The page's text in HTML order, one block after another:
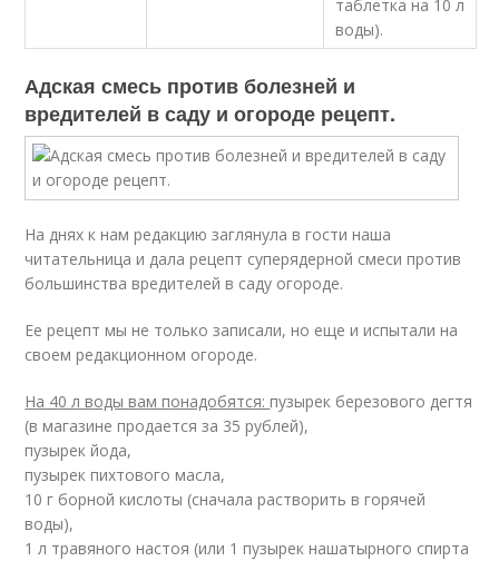
таблетка на 10 л
воды).
Адская смесь против болезней и
вредителей в саду и огороде рецепт.
На днях к нам редакцию заглянула в гости наша
читательница и дала рецепт суперядерной смеси против
большинства вредителей в саду огороде.
Ее рецепт мы не только записали, но еще и испытали на
своем редакционном огороде.
На 40 л воды вам понадобятся:пузырек березового дегтя
(в магазине продается за 35 рублей),
пузырек йода,
пузырек пихтового масла,
10 г борной кислоты (сначала растворить в горячей
воды),
1 л травяного настоя (или 1 пузырек нашатырного спирта